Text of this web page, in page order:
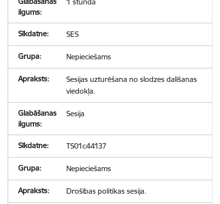
SES
Nepieciešams
Sesijas uzturēšana no slodzes dalīšanas
viedokļa.
Sesija
TS01c44137
Nepieciešams
Drošības politikas sesija.